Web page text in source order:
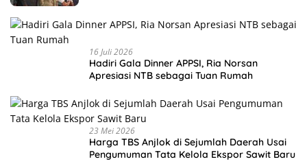
16 Juli 2026
Hadiri Gala Dinner APPSI, Ria Norsan
Apresiasi NTB sebagai Tuan Rumah
23 Mei 2026
Harga TBS Anjlok di Sejumlah Daerah Usai
Pengumuman Tata Kelola Ekspor Sawit Baru